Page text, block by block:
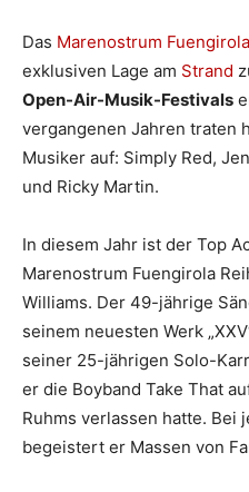
Das Marenostrum Fuengirola
exklusiven Lage am Strand
Open-Air-Musik-Festivals
vergangenen Jahren traten
Musiker auf: Simply Red,
und Ricky Martin.
In diesem Jahr ist der Top
Marenostrum Fuengirola
Williams. Der 49-jährige
seinem neuesten Werk
seiner 25-jährigen Solo-
er die Boyband Take That
Ruhms verlassen hatte. Bei
begeistert er Massen von